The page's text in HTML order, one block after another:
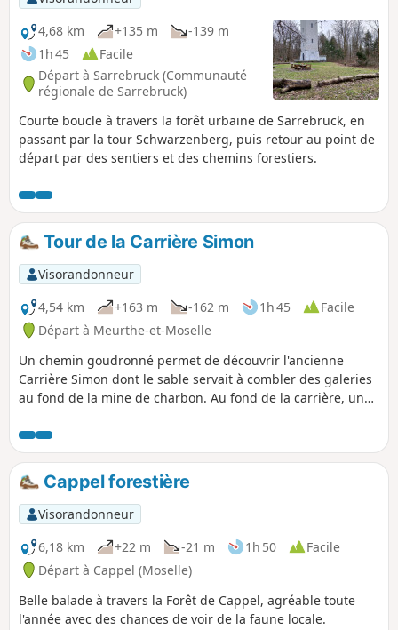
4,68 km
+135 m
-139 m
1h 45
Facile
Départ à Sarrebruck (Communauté
régionale de Sarrebruck)
Courte boucle à travers la forêt urbaine de Sarrebruck, en
passant par la tour Schwarzenberg, puis retour au point de
départ par des sentiers et des chemins forestiers.
Tour de la Carrière Simon
Visorandonneur
4,54 km
+163 m -162 m 1h 45
Facile
Départ à Meurthe-et-Moselle
Un chemin goudronné permet de découvrir l'ancienne
Carrière Simon dont le sable servait à combler des galeries
au fond de la mine de charbon. Au fond de la carrière, un
à l'environnement naturel de reprendre le dessus.
Cappel forestière
Visorandonneur
6,18 km
+22 m -21 m 1h 50
Facile
Départ à Cappel (Moselle)
Belle balade à travers la Forêt de Cappel, agréable toute
l'année avec des chances de voir de la faune locale.